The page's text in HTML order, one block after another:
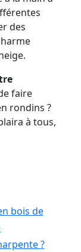
des
faire
rondins ?
à tous,
bois de
?